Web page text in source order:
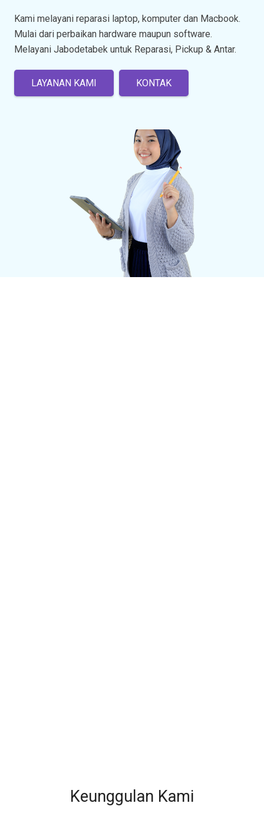
Kami melayani reparasi laptop, komputer dan Macbook.
Mulai dari perbaikan hardware maupun software.
Melayani Jabodetabek untuk Reparasi, Pickup & Antar.
LAYANAN KAMI KONTAK
Keunggulan Kami